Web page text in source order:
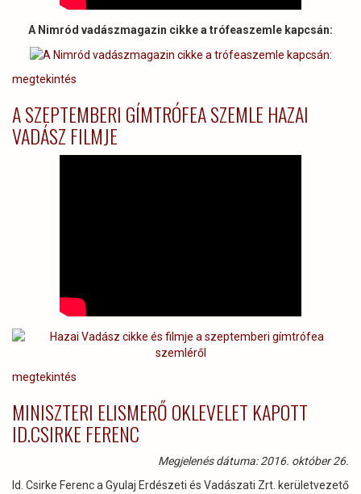
A Nimród vadászmagazin cikke a trófeaszemle kapcsán:
megtekintés
A SZEPTEMBERI GÍMTRÓFEA SZEMLE HAZAI
VADÁSZ FILMJE
megtekintés
MINISZTERI ELISMERŐ OKLEVELET KAPOTT
ID.CSIRKE FERENC
Megjelenés dátuma: 2016. október 26.
Id. Csirke Ferenc a Gyulaj Erdészeti és Vadászati Zrt. kerületvezető